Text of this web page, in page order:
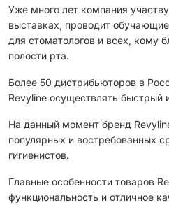
Уже много лет компания
выставках, проводит
для стоматологов и всех, кому
полости рта.
Более 50 дистрибьюторов в
Revyline осуществлять быстрый
На данный момент бренд
популярных и востребованных
гигиенистов.
Главные особенности товаров
функциональность и отличное